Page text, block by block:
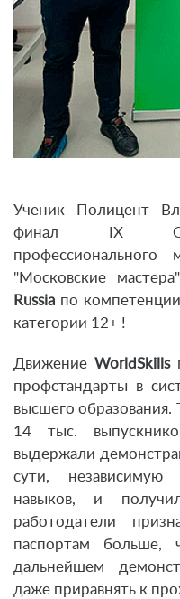
Ученик Полицент
финал IX
профессионального
"Московские
Russia по
категории 12+ !
Движение WorldSkills
профстандарты в
высшего образования.
14 тыс.
выдержали
сути, независимую
навыков, и
работодатели
паспортам
дальнейшем
даже приравнять к